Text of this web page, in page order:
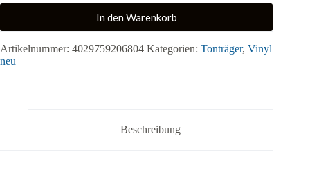
In den Warenkorb
Artikelnummer: 4029759206804 Kategorien: Tonträger, Vinyl
neu
Beschreibung